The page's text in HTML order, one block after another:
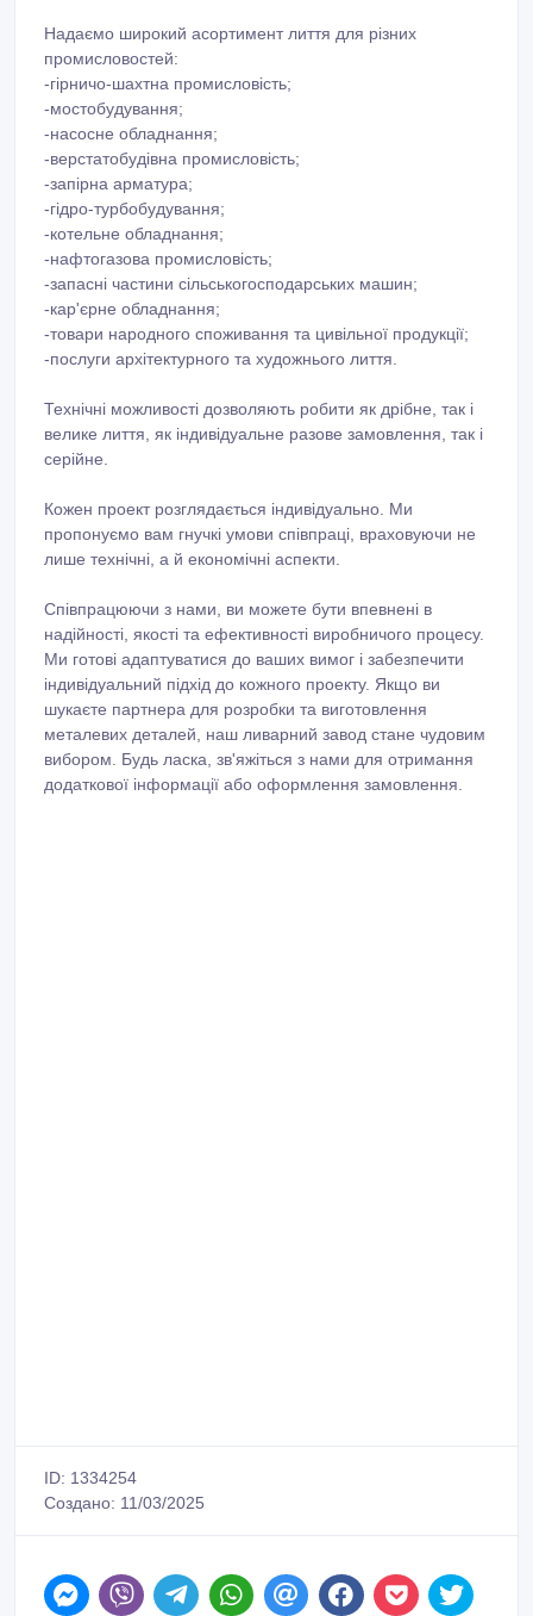
Надаємо широкий асортимент лиття для різних
промисловостей:
-гірничо-шахтна промисловість;
-мостобудування;
-насосне обладнання;
-верстатобудівна промисловість;
-запірна арматура;
-гідро-турбобудування;
-котельне обладнання;
-нафтогазова промисловість;
-запасні частини сільськогосподарських машин;
-кар'єрне обладнання;
-товари народного споживання та цивільної продукції;
-послуги архітектурного та художнього лиття.
Технічні можливості дозволяють робити як дрібне, так і
велике лиття, як індивідуальне разове замовлення, так і
серійне.
Кожен проект розглядається індивідуально. Ми
пропонуємо вам гнучкі умови співпраці, враховуючи не
лише технічні, а й економічні аспекти.
Співпрацюючи з нами, ви можете бути впевнені в
надійності, якості та ефективності виробничого процесу.
Ми готові адаптуватися до ваших вимог і забезпечити
індивідуальний підхід до кожного проекту. Якщо ви
шукаєте партнера для розробки та виготовлення
металевих деталей, наш ливарний завод стане чудовим
вибором. Будь ласка, зв'яжіться з нами для отримання
додаткової інформації або оформлення замовлення.
ID: 1334254
Создано: 11/03/2025